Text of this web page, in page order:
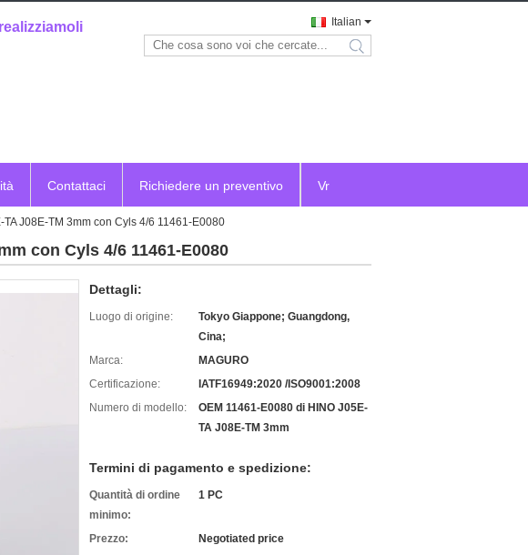
Italian
search
Contattaci Richiedere un preventivo Vr
J08E-TM 3mm con Cyls 4/6 11461-E0080
con Cyls 4/6 11461-E0080
Dettagli:
Luogo di origine:
Tokyo Giappone; Guangdong,
Cina;
Marca:
MAGURO
Certificazione:
IATF16949:2020 /ISO9001:2008
Numero di modello:
OEM 11461-E0080 di HINO J05E-
TA J08E-TM 3mm
Termini di pagamento e spedizione:
Quantità di ordine
minimo:
1 PC
Prezzo: Negotiated price